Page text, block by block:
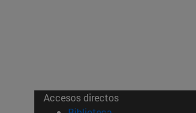
Accesos directos